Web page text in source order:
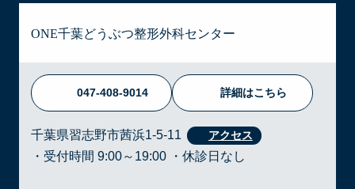
ONE千葉どうぶつ整形外科センター
047-408-9014 詳細はこちら
千葉県習志野市茜浜1-5-11
・受付時間 9:00～19:00 ・休診日なし